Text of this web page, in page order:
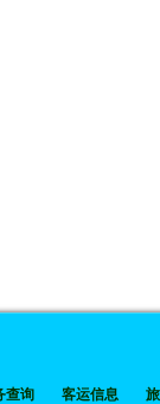
查询 客运信息